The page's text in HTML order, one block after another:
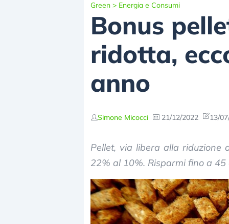
Green > Energia e Consumi
Bonus
ridotta,
anno
Simone Micocci 21/12/2022 13/
Pellet, via libera alla riduzione
22% al 10%. Risparmi fino a 45